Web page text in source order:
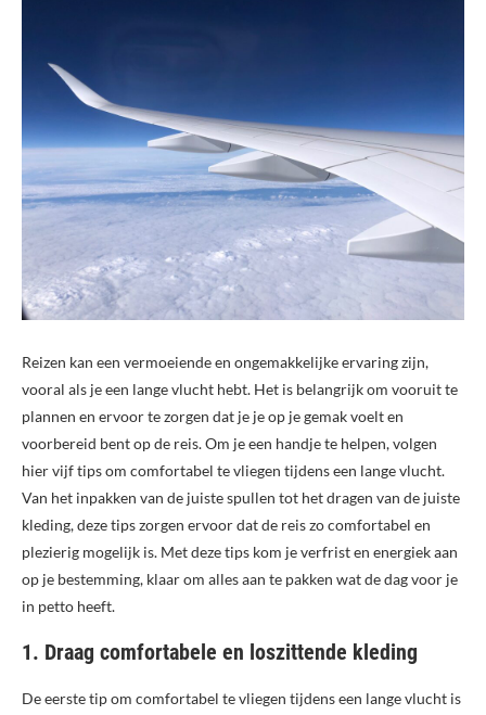
Reizen kan een vermoeiende en ongemakkelijke ervaring zijn,
vooral als je een lange vlucht hebt. Het is belangrijk om vooruit te
plannen en ervoor te zorgen dat je je op je gemak voelt en
voorbereid bent op de reis. Om je een handje te helpen, volgen
hier vijf tips om comfortabel te vliegen tijdens een lange vlucht.
Van het inpakken van de juiste spullen tot het dragen van de juiste
kleding, deze tips zorgen ervoor dat de reis zo comfortabel en
plezierig mogelijk is. Met deze tips kom je verfrist en energiek aan
op je bestemming, klaar om alles aan te pakken wat de dag voor je
in petto heeft.
1. Draag comfortabele en loszittende kleding
De eerste tip om comfortabel te vliegen tijdens een lange vlucht is